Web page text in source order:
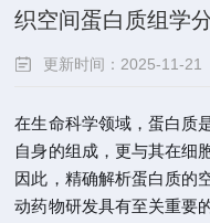
织空间蛋白质组学
更新时间：2025-11-21
在生命科学领域，蛋白质
自身的组成，更与其在细
因此，精确解析蛋白质的
动药物研发具有至关重要